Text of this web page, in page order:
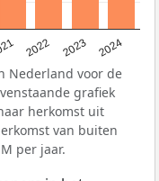
2022 2023 2024
Nederland voor de
grafiek
herkomst uit
van buiten
per jaar.